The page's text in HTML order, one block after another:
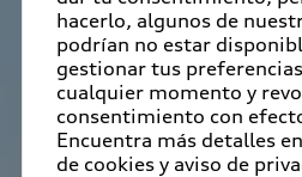
hacerlo, algunos de
podrían no estar
gestionar tus
cualquier momento y
consentimiento con
Encuentra más detalles
de cookies y aviso de